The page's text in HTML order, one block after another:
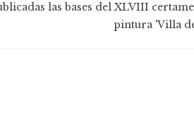
las bases del XLVIII
pintura 'Villa